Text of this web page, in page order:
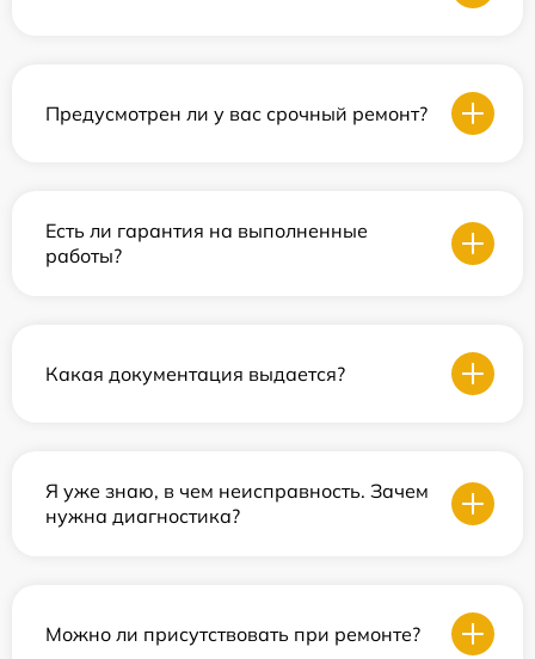
Предусмотрен ли у вас срочный ремонт?
Есть ли гарантия на выполненные
работы?
Какая документация выдается?
Я уже знаю, в чем неисправность. Зачем
нужна диагностика?
Можно ли присутствовать при ремонте?